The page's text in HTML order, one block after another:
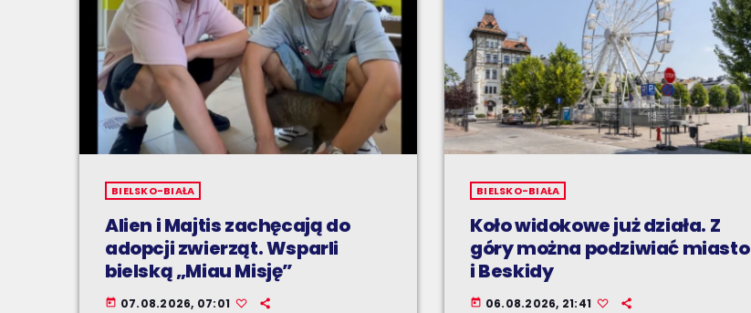
BIELSKO-BIAŁA
Alien i Majtis zachęcają do
adopcji zwierząt. Wsparli
bielską „Miau Misję”
today 07.08.2026, 07:01
BIELSKO-BIAŁA
Koło widokowe już działa. Z
góry można podziwiać miasto
i Beskidy
today 06.08.2026, 21:41